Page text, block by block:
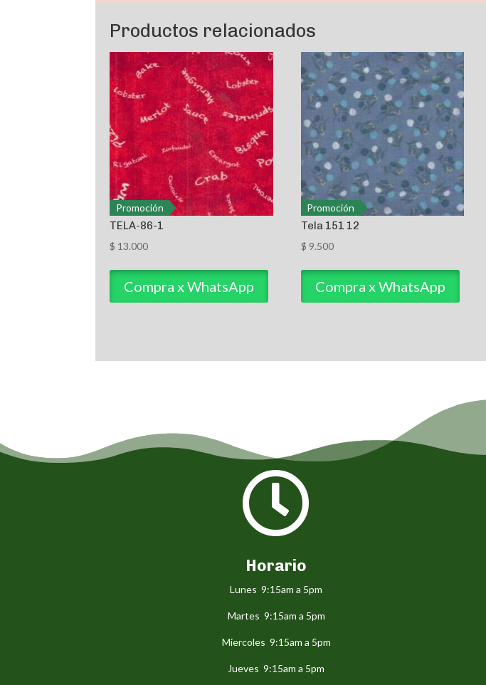
Productos relacionados
Promoción
TELA-86-1
$ 13.000
Compra x WhatsApp
Promoción
Tela 151 12
$ 9.500
Compra x WhatsApp

Horario
Lunes 9:15am a 5pm
Martes 9:15am a 5pm
Miercoles 9:15am a 5pm
Jueves 9:15am a 5pm